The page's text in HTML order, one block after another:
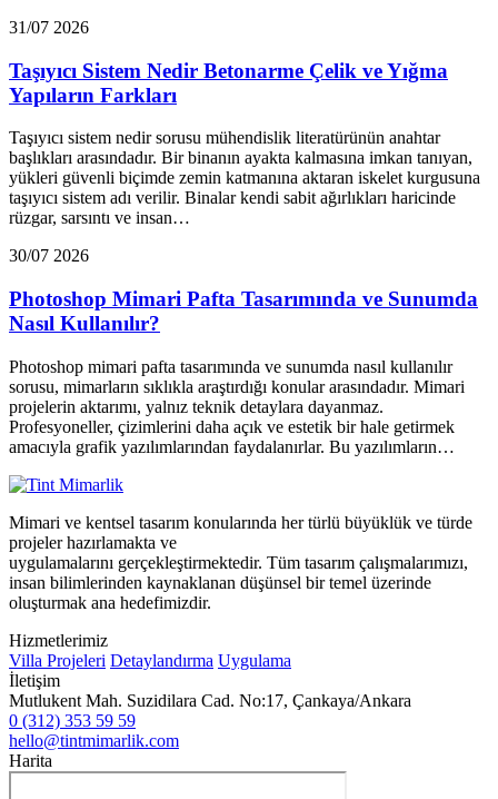
31/07 2026
Taşıyıcı Sistem Nedir Betonarme Çelik ve Yığma
Yapıların Farkları
Taşıyıcı sistem nedir sorusu mühendislik literatürünün anahtar
başlıkları arasındadır. Bir binanın ayakta kalmasına imkan tanıyan,
yükleri güvenli biçimde zemin katmanına aktaran iskelet kurgusuna
taşıyıcı sistem adı verilir. Binalar kendi sabit ağırlıkları haricinde
rüzgar, sarsıntı ve insan…
30/07 2026
Photoshop Mimari Pafta Tasarımında ve Sunumda
Nasıl Kullanılır?
Photoshop mimari pafta tasarımında ve sunumda nasıl kullanılır
sorusu, mimarların sıklıkla araştırdığı konular arasındadır. Mimari
projelerin aktarımı, yalnız teknik detaylara dayanmaz.
Profesyoneller, çizimlerini daha açık ve estetik bir hale getirmek
amacıyla grafik yazılımlarından faydalanırlar. Bu yazılımların…
Mimari ve kentsel tasarım konularında her türlü büyüklük ve türde
projeler hazırlamakta ve
uygulamalarını gerçekleştirmektedir. Tüm tasarım çalışmalarımızı,
insan bilimlerinden kaynaklanan düşünsel bir temel üzerinde
oluşturmak ana hedefimizdir.
Hizmetlerimiz
Villa Projeleri Detaylandırma Uygulama
İletişim
Mutlukent Mah. Suzidilara Cad. No:17, Çankaya/Ankara
0 (312) 353 59 59
hello@tintmimarlik.com
Harita